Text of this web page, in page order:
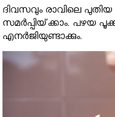
ദിവസവും രാവിലെ
സമര്‍പ്പിയ്‌ക്കാം. പഴയ
എനര്‍ജിയുണ്ടാക്കും.